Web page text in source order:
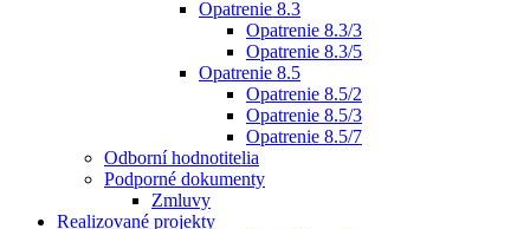
Opatrenie 8.3
Opatrenie 8.3/3
Opatrenie 8.3/5
Opatrenie 8.5
Opatrenie 8.5/2
Opatrenie 8.5/3
Opatrenie 8.5/7
Odborní hodnotitelia
Podporné dokumenty
Zmluvy
Realizované projekty